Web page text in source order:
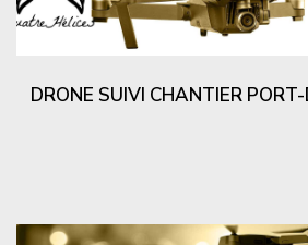
DRONE SUIVI CHANTIER